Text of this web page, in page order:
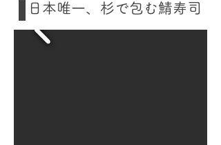
日本唯一、杉で包む鯖寿司